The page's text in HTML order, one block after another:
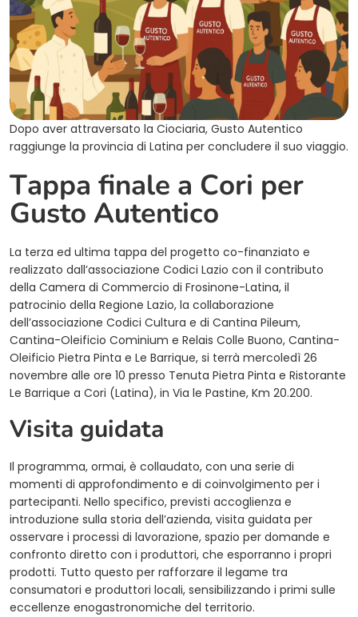
Dopo aver attraversato la Ciociaria, Gusto Autentico
raggiunge la provincia di Latina per concludere il suo viaggio.
Tappa finale a Cori per
Gusto Autentico
La terza ed ultima tappa del progetto co-finanziato e
realizzato dall’associazione Codici Lazio con il contributo
della Camera di Commercio di Frosinone-Latina, il
patrocinio della Regione Lazio, la collaborazione
dell’associazione Codici Cultura e di Cantina Pileum,
Cantina-Oleificio Cominium e Relais Colle Buono, Cantina-
Oleificio Pietra Pinta e Le Barrique, si terrà mercoledì 26
novembre alle ore 10 presso Tenuta Pietra Pinta e Ristorante
Le Barrique a Cori (Latina), in Via le Pastine, Km 20.200.
Visita guidata
Il programma, ormai, è collaudato, con una serie di
momenti di approfondimento e di coinvolgimento per i
partecipanti. Nello specifico, previsti accoglienza e
introduzione sulla storia dell’azienda, visita guidata per
osservare i processi di lavorazione, spazio per domande e
confronto diretto con i produttori, che esporranno i propri
prodotti. Tutto questo per rafforzare il legame tra
consumatori e produttori locali, sensibilizzando i primi sulle
eccellenze enogastronomiche del territorio.